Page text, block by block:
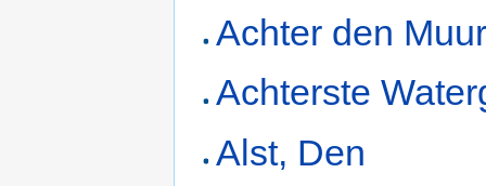
Achter den
Achterste
Alst, Den